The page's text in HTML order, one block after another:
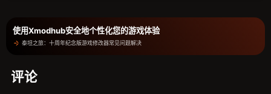
使用Xmodhub安全地个性化您的游戏体验
泰坦之旅：十周年纪念版游戏修改器常见问题解决
评论